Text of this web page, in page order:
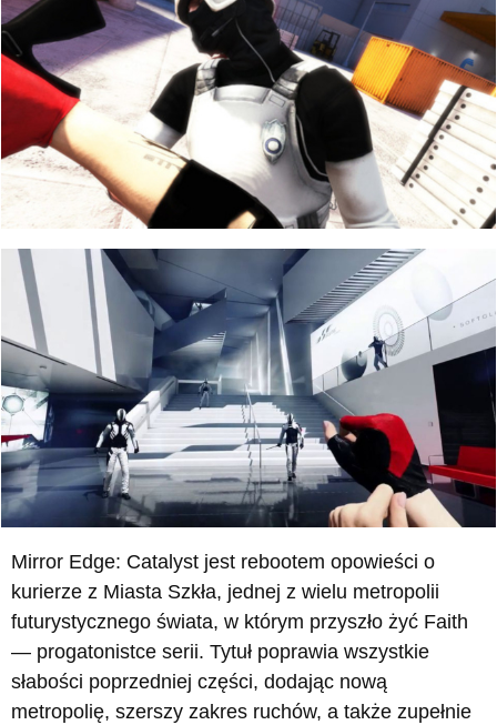
Mirror Edge: Catalyst jest rebootem opowieści o
kurierze z Miasta Szkła, jednej z wielu metropolii
futurystycznego świata, w którym przyszło żyć Faith
— progatonistce serii. Tytuł poprawia wszystkie
słabości poprzedniej części, dodając nową
metropolię, szerszy zakres ruchów, a także zupełnie